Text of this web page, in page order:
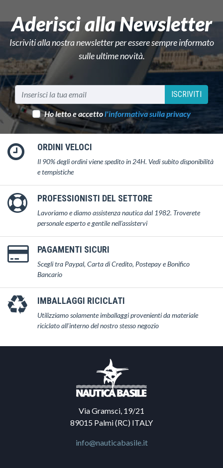
Aderisci alla Newsletter
Iscriviti alla nostra newsletter per essere sempre informato
sulle ultime novità.
ISCRIVITI
Ho letto e accettol'informativa sulla privacy
ORDINI VELOCI
Il 90% degli ordini viene spedito in 24H. Vedi subito disponibilità
e tempistiche
PROFESSIONISTI DEL SETTORE
Lavoriamo e diamo assistenza nautica dal 1982. Troverete
personale esperto e gentile nell'assistervi
PAGAMENTI SICURI
Scegli tra Paypal, Carta di Credito, Postepay e Bonifico
Bancario
IMBALLAGGI RICICLATI
Utilizziamo solamente imballaggi provenienti da materiale
riciclato all'interno del nostro stesso negozio
Via Gramsci, 19/21
89015 Palmi (RC) ITALY
info@nauticabasile.it